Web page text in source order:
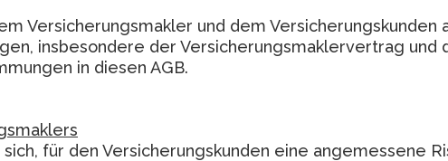
Versicherungsmakler und dem Versicherungskunden
insbesondere der Versicherungsmaklervertrag und
in diesen AGB.
für den Versicherungskunden eine angemessene